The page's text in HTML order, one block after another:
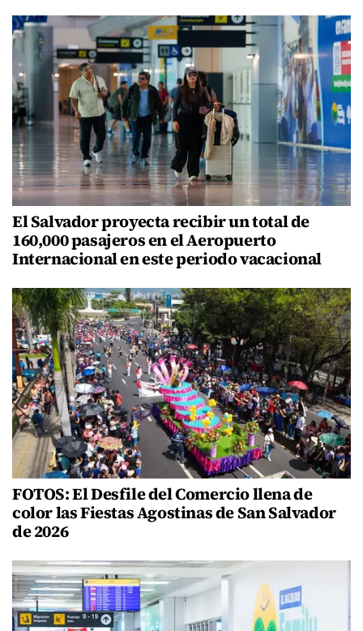
El Salvador proyecta recibir un total de
160,000 pasajeros en el Aeropuerto
Internacional en este periodo vacacional
FOTOS: El Desfile del Comercio llena de
color las Fiestas Agostinas de San Salvador
de 2026